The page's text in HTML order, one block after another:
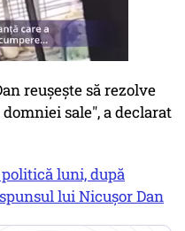
reuşeşte să rezolve
sale", a declarat
luni, după
lui Nicuşor Dan